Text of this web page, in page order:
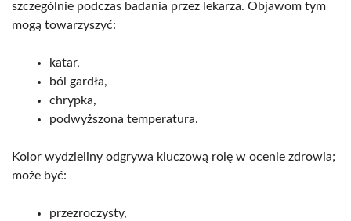
szczególnie podczas badania przez lekarza. Objawom tym
mogą towarzyszyć:
katar,
ból gardła,
chrypka,
podwyższona temperatura.
Kolor wydzieliny odgrywa kluczową rolę w ocenie zdrowia;
może być:
przezroczysty,